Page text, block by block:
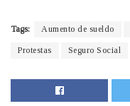
Tags: Aumento de sueldo
Protestas Seguro Social